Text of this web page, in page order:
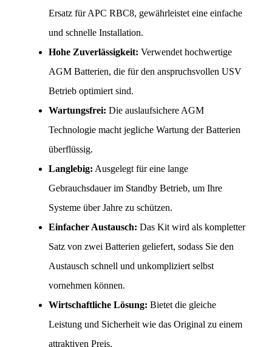
Ersatz für APC RBC8, gewährleistet eine einfache
und schnelle Installation.
Hohe Zuverlässigkeit: Verwendet hochwertige
AGM Batterien, die für den anspruchsvollen USV
Betrieb optimiert sind.
Wartungsfrei: Die auslaufsichere AGM
Technologie macht jegliche Wartung der Batterien
überflüssig.
Langlebig: Ausgelegt für eine lange
Gebrauchsdauer im Standby Betrieb, um Ihre
Systeme über Jahre zu schützen.
Einfacher Austausch: Das Kit wird als kompletter
Satz von zwei Batterien geliefert, sodass Sie den
Austausch schnell und unkompliziert selbst
vornehmen können.
Wirtschaftliche Lösung: Bietet die gleiche
Leistung und Sicherheit wie das Original zu einem
attraktiven Preis.